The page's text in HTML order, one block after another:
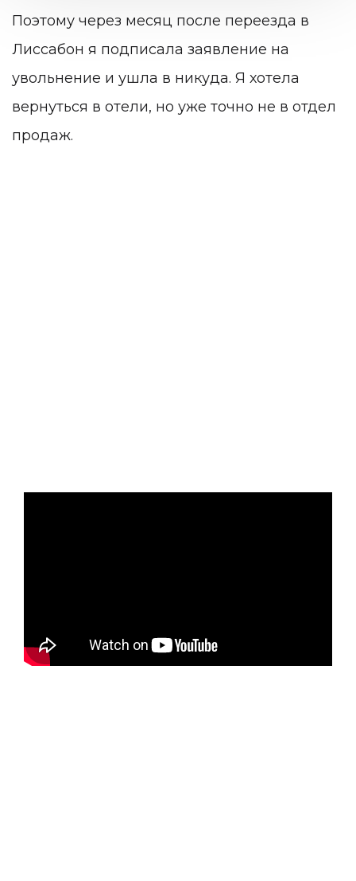
Поэтому через месяц после переезда в
Лиссабон я подписала заявление на
увольнение и ушла в никуда. Я хотела
вернуться в отели, но уже точно не в отдел
продаж.